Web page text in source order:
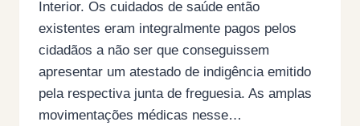
Interior. Os cuidados de saúde então
existentes eram integralmente pagos pelos
cidadãos a não ser que conseguissem
apresentar um atestado de indigência emitido
pela respectiva junta de freguesia. As amplas
movimentações médicas nesse…